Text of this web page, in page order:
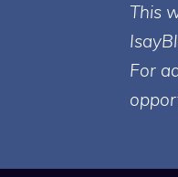
This
For